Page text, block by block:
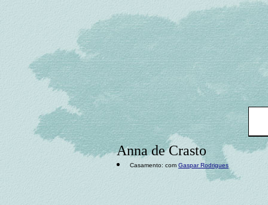
Anna de Crasto
Casamento: com Gaspar Rodrigues